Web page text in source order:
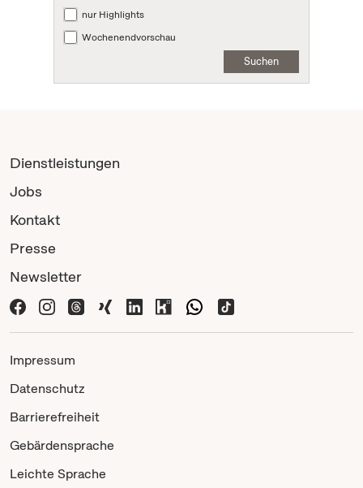
nur Highlights
Wochenendvorschau
Suchen
Dienstleistungen
Jobs
Kontakt
Presse
Newsletter
Impressum
Datenschutz
Barrierefreiheit
Gebärdensprache
Leichte Sprache